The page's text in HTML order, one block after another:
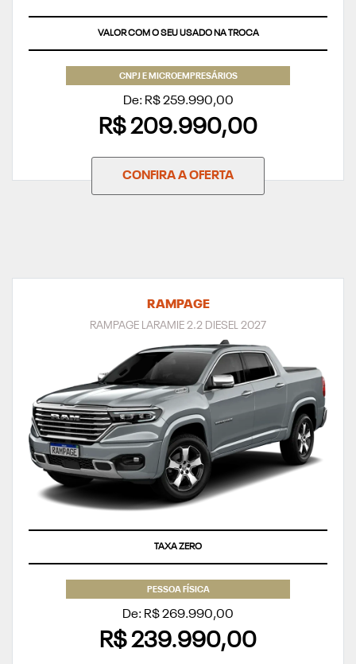
VALOR COM O SEU USADO NA TROCA
CNPJ E MICROEMPRESÁRIOS
De: R$ 259.990,00
R$ 209.990,00
CONFIRA A OFERTA
RAMPAGE
RAMPAGE LARAMIE 2.2 DIESEL 2027
TAXA ZERO
PESSOA FÍSICA
De: R$ 269.990,00
R$ 239.990,00